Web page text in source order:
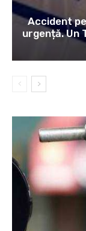
Accident
urgență. Un